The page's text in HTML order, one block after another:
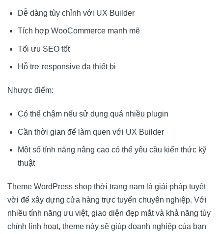
Dễ dàng tùy chỉnh với UX Builder
Tích hợp WooCommerce mạnh mẽ
Tối ưu SEO tốt
Hỗ trợ responsive đa thiết bị
Nhược điểm:
Có thể chậm nếu sử dụng quá nhiều plugin
Cần thời gian để làm quen với UX Builder
Một số tính năng nâng cao có thể yêu cầu kiến thức kỹ
thuật
Theme WordPress shop thời trang nam là giải pháp tuyệt
vời để xây dựng cửa hàng trực tuyến chuyên nghiệp. Với
nhiều tính năng ưu việt, giao diện đẹp mắt và khả năng tùy
chỉnh linh hoạt, theme này sẽ giúp doanh nghiệp của bạn